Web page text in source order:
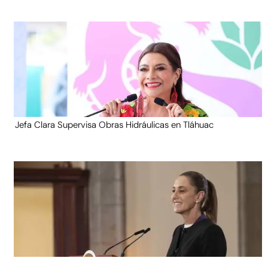
Jefa Clara Supervisa Obras Hidráulicas en Tláhuac